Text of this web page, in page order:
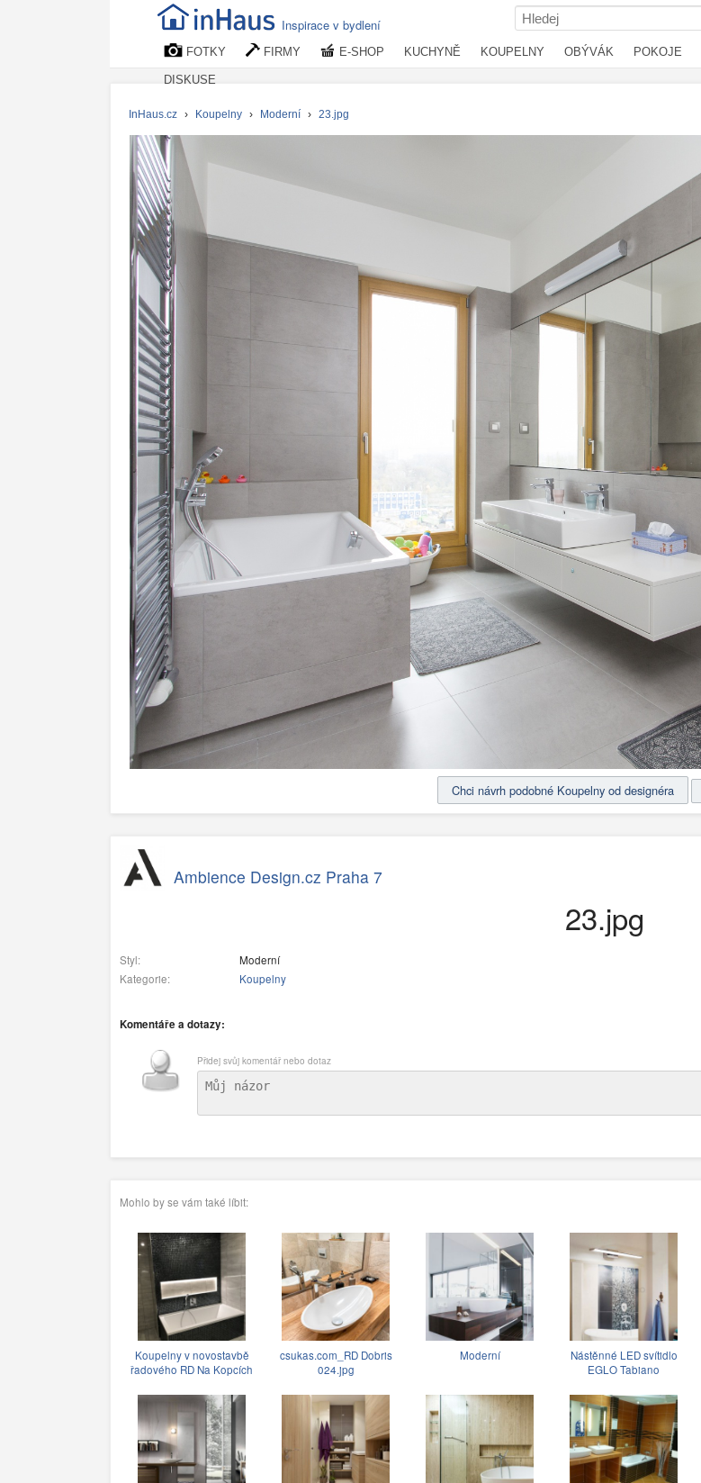
Inspirace v bydlení
FOTKY FIRMY E-SHOP KUCHYNĚ KOUPELNY OBÝVÁK POKOJE
DISKUSE
InHaus.cz › Koupelny › Moderní › 23.jpg
Chci návrh podobné Koupelny od designéra
Ambience Design.cz Praha 7
23.jpg
Styl:
Moderní
Kategorie:
Koupelny
Komentáře a dotazy:
Přidej svůj komentář nebo dotaz
Mohlo by se vám také líbit:
Koupelny v novostavbě
řadového RD Na Kopcích
csukas.com_RD Dobris
024.jpg
Moderní
Nástěnné LED svítidlo
EGLO Tabiano